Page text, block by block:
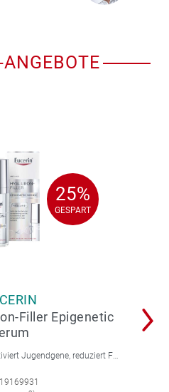
25%
GESPART
25%
GESPART
Filler Epigenetic
Hyaluron-Filler Serum reaktiviert Jugendgene, reduziert Falten und feine Linien, spendet intensive Feuchtigkeit und strafft die Gesichtskonturen.